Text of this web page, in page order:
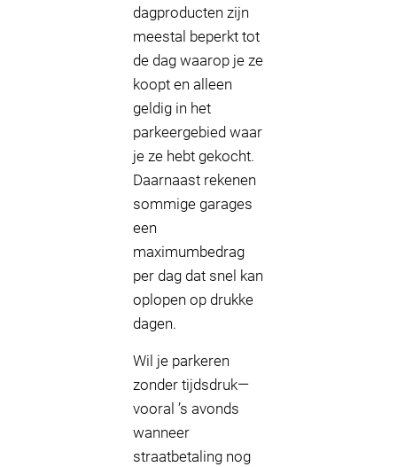
dagproducten zijn
meestal beperkt tot
de dag waarop je ze
koopt en alleen
geldig in het
parkeergebied waar
je ze hebt gekocht.
Daarnaast rekenen
sommige garages
een
maximumbedrag
per dag dat snel kan
oplopen op drukke
dagen.
Wil je parkeren
zonder tijdsdruk—
vooral ’s avonds
wanneer
straatbetaling nog